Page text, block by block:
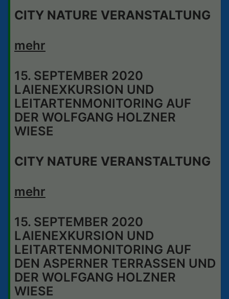
CITY NATURE VERANSTALTUNG
mehr
15. SEPTEMBER 2020
LAIENEXKURSION UND
LEITARTENMONITORING AUF
DER WOLFGANG HOLZNER
WIESE
CITY NATURE VERANSTALTUNG
mehr
15. SEPTEMBER 2020
LAIENEXKURSION UND
LEITARTENMONITORING AUF
DEN ASPERNER TERRASSEN UND
DER WOLFGANG HOLZNER
WIESE